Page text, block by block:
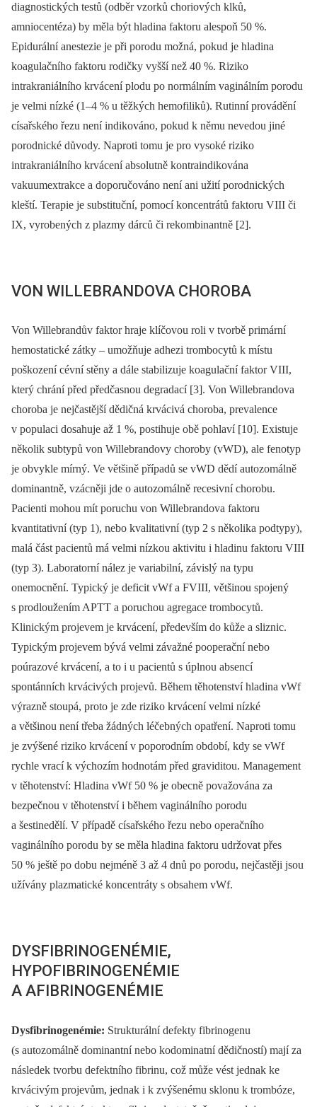
diagnostických testů (odběr vzorků choriových klků,
amniocentéza) by měla být hladina faktoru alespoň 50 %.
Epidurální anestezie je při porodu možná, pokud je hladina
koagulačního faktoru rodičky vyšší než 40 %. Riziko
intrakraniálního krvácení plodu po normálním vaginálním porodu
je velmi nízké (1–4 % u těžkých hemofiliků). Rutinní provádění
císařského řezu není indikováno, pokud k němu nevedou jiné
porodnické důvody. Naproti tomu je pro vysoké riziko
intrakraniálního krvácení absolutně kontraindikována
vakuumextrakce a doporučováno není ani užití porodnických
kleští. Terapie je substituční, pomocí koncentrátů faktoru VIII či
IX, vyrobených z plazmy dárců či rekombinantně [2].
VON WILLEBRANDOVA CHOROBA
Von Willebrandův faktor hraje klíčovou roli v tvorbě primární
hemostatické zátky –⁠ umožňuje adhezi trombocytů k místu
poškození cévní stěny a dále stabilizuje koagulační faktor VIII,
který chrání před předčasnou degradací [3]. Von Willebrandova
choroba je nejčastější dědičná krvácivá choroba, prevalence
v populaci dosahuje až 1 %, postihuje obě pohlaví [10]. Existuje
několik subtypů von Willebrandovy choroby (vWD), ale fenotyp
je obvykle mírný. Ve většině případů se vWD dědí autozomálně
dominantně, vzácněji jde o autozomálně recesivní chorobu.
Pacienti mohou mít poruchu von Willebrandova faktoru
kvantitativní (typ 1), nebo kvalitativní (typ 2 s několika podtypy),
malá část pacientů má velmi nízkou aktivitu i hladinu faktoru VIII
(typ 3). Laboratorní nález je variabilní, závislý na typu
onemocnění. Typický je deficit vWf a FVIII, většinou spojený
s prodloužením APTT a poruchou agregace trombocytů.
Klinickým projevem je krvácení, především do kůže a sliznic.
Typickým projevem bývá velmi závažné pooperační nebo
poúrazové krvácení, a to i u pacientů s úplnou absencí
spontánních krvácivých projevů. Během těhotenství hladina vWf
výrazně stoupá, proto je zde riziko krvácení velmi nízké
a většinou není třeba žádných léčebných opatření. Naproti tomu
je zvýšené riziko krvácení v poporodním období, kdy se vWf
rychle vrací k výchozím hodnotám před graviditou. Management
v těhotenství: Hladina vWf 50 % je obecně považována za
bezpečnou v těhotenství i během vaginálního porodu
a šestinedělí. V případě císařského řezu nebo operačního
vaginálního porodu by se měla hladina faktoru udržovat přes
50 % ještě po dobu nejméně 3 až 4 dnů po porodu, nejčastěji jsou
užívány plazmatické koncentráty s obsahem vWf.
DYSFIBRINOGENÉMIE,
HYPOFIBRINOGENÉMIE
A AFIBRINOGENÉMIE
Dysfibrinogenémie: Strukturální defekty fibrinogenu
(s autozomálně dominantní nebo kodominatní dědičností) mají za
následek tvorbu defektního fibrinu, což může vést jednak ke
krvácivým projevům, jednak i k zvýšenému sklonu k trombóze,